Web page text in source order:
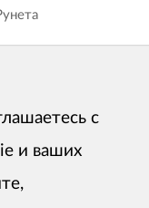
с
и ваших